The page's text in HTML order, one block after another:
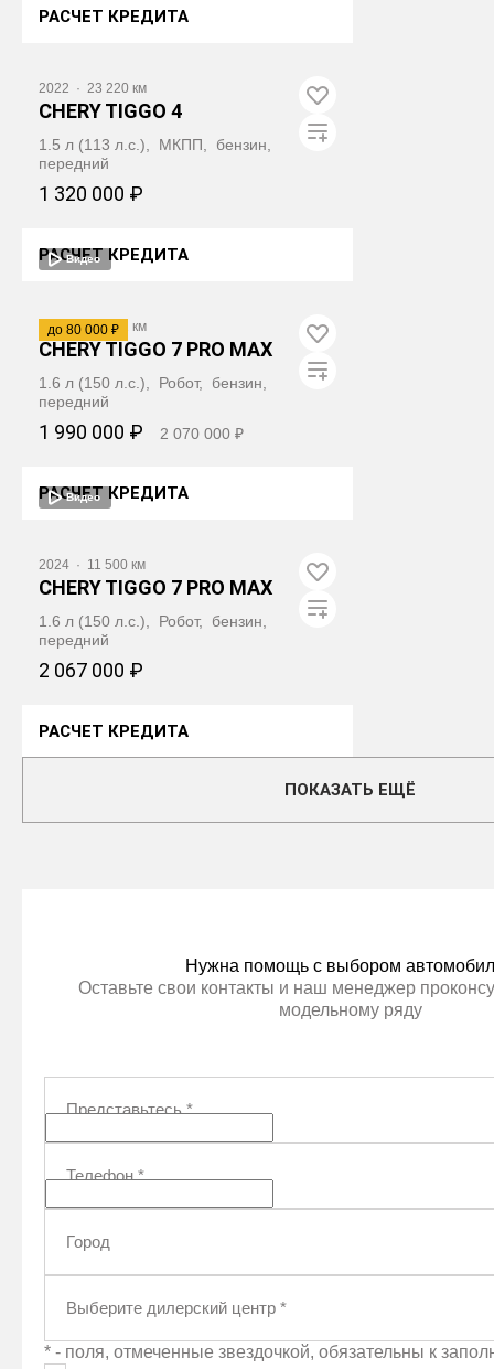
РАСЧЕТ КРЕДИТА
2022 · 23 220 км
CHERY TIGGO 4
1.5 л (113 л.с.), МКПП, бензин,
передний
1 320 000 ₽
РАСЧЕТ КРЕДИТА
до 80 000 ₽
Видео
2024· 18 822 км
CHERY TIGGO 7 PRO MAX
1.6 л (150 л.с.), Робот, бензин,
передний
1 990 000 ₽ 2 070 000 ₽
РАСЧЕТ КРЕДИТА
Видео
2024 · 11 500 км
CHERY TIGGO 7 PRO MAX
1.6 л (150 л.с.), Робот, бензин,
передний
2 067 000 ₽
РАСЧЕТ КРЕДИТА
ПОКАЗАТЬ ЕЩЁ
Нужна помощь с выбором
Оставьте свои контакты и наш менеджер
модельному ряду
Представьтесь*
Телефон*
Город
Выберите дилерский центр *
* - поля, отмеченные звездочкой, обязательны к